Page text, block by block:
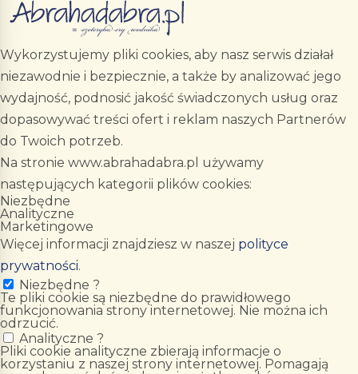
Wykorzystujemy pliki cookies, aby nasz serwis działał
niezawodnie i bezpiecznie, a także by analizować jego
wydajność, podnosić jakość świadczonych usług oraz
dopasowywać treści ofert i reklam naszych Partnerów
do Twoich potrzeb.
Na stronie www.abrahadabra.pl używamy
następujących kategorii plików cookies:
Niezbędne
Analityczne
Marketingowe
Więcej informacji znajdziesz w naszej polityce
prywatności.
Niezbędne ?
Te pliki cookie są niezbędne do prawidłowego
funkcjonowania strony internetowej. Nie można ich
odrzucić.
Analityczne ?
Pliki cookie analityczne zbierają informacje o
korzystaniu z naszej strony internetowej. Pomagają